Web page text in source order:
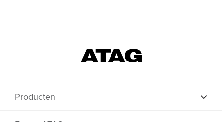
Producten